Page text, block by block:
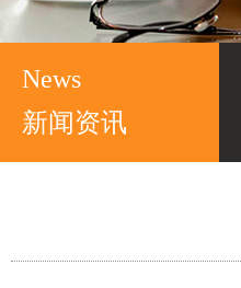
新闻资讯
News